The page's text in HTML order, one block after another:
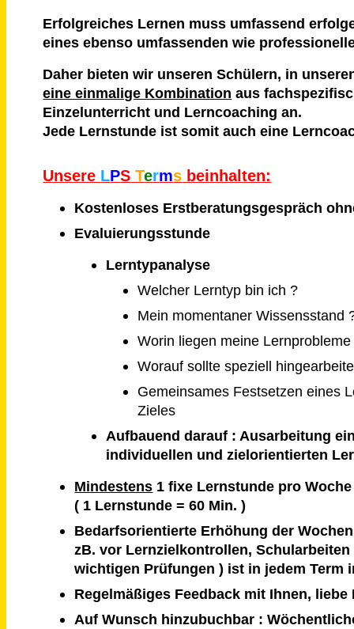
Erfolgreiches Lernen muss umfassend
eines ebenso umfassenden wie
Daher bieten wir unseren Schülern, in
eine einmalige Kombination aus
Einzelunterricht und Lerncoaching an.
Jede Lernstunde ist somit auch eine
Unsere LPS Terms beinhalten:
Kostenloses Erstberatungsgespräch
Evaluierungsstunde
Lerntypanalyse
Welcher Lerntyp bin ich ?
Mein momentaner Wissensstand
Worin liegen meine Lernprobleme
Worauf sollte speziell
Gemeinsames Festsetzen eines
Zieles
Aufbauend darauf : Ausarbeitung
individuellen und zielorientierten
Mindestens 1 fixe Lernstunde pro Woche
( 1 Lernstunde = 60 Min. )
Bedarfsorientierte Erhöhung der
zB. vor Lernzielkontrollen, Schularbeiten
wichtigen Prüfungen ) ist in jedem Term
Regelmäßiges Feedback mit Ihnen, liebe
Auf Wunsch hinzubuchbar :